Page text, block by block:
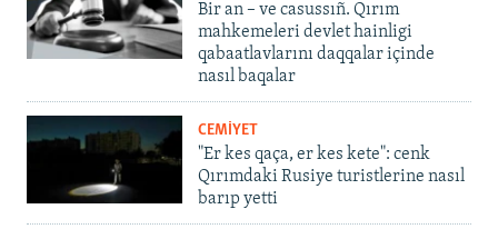
Bir an – ve casussıñ. Qırım
mahkemeleri devlet hainligi
qabaatlavlarını daqqalar içinde
nasıl baqalar
CEMİYET
"Er kes qaça, er kes kete": cenk
Qırımdaki Rusiye turistlerine nasıl
barıp yetti